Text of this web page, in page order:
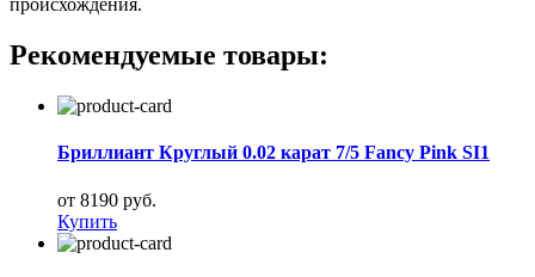
происхождения.
Рекомендуемые товары:
Бриллиант Круглый 0.02 карат 7/5 Fancy Pink SI1
от 8190 руб.
Купить